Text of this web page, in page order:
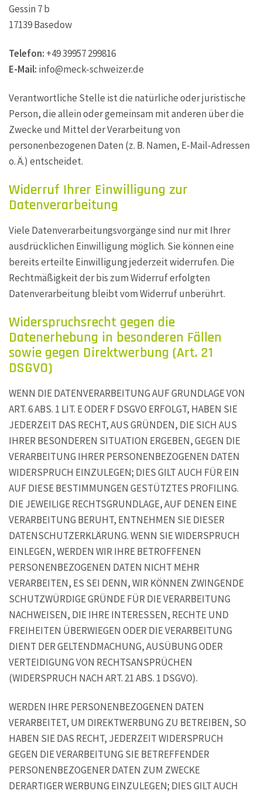
Gessin 7 b
17139 Basedow
Telefon: +49 39957 299816
E-Mail: info@meck-schweizer.de
Verantwortliche Stelle ist die natürliche oder juristische
Person, die allein oder gemeinsam mit anderen über die
Zwecke und Mittel der Verarbeitung von
personenbezogenen Daten (z. B. Namen, E-Mail-Adressen
o. Ä.) entscheidet.
Widerruf Ihrer Einwilligung zur
Datenverarbeitung
Viele Datenverarbeitungsvorgänge sind nur mit Ihrer
ausdrücklichen Einwilligung möglich. Sie können eine
bereits erteilte Einwilligung jederzeit widerrufen. Die
Rechtmäßigkeit der bis zum Widerruf erfolgten
Datenverarbeitung bleibt vom Widerruf unberührt.
Widerspruchsrecht gegen die
Datenerhebung in besonderen Fällen
sowie gegen Direktwerbung (Art. 21
DSGVO)
WENN DIE DATENVERARBEITUNG AUF GRUNDLAGE VON
ART. 6 ABS. 1 LIT. E ODER F DSGVO ERFOLGT, HABEN SIE
JEDERZEIT DAS RECHT, AUS GRÜNDEN, DIE SICH AUS
IHRER BESONDEREN SITUATION ERGEBEN, GEGEN DIE
VERARBEITUNG IHRER PERSONENBEZOGENEN DATEN
WIDERSPRUCH EINZULEGEN; DIES GILT AUCH FÜR EIN
AUF DIESE BESTIMMUNGEN GESTÜTZTES PROFILING.
DIE JEWEILIGE RECHTSGRUNDLAGE, AUF DENEN EINE
VERARBEITUNG BERUHT, ENTNEHMEN SIE DIESER
DATENSCHUTZERKLÄRUNG. WENN SIE WIDERSPRUCH
EINLEGEN, WERDEN WIR IHRE BETROFFENEN
PERSONENBEZOGENEN DATEN NICHT MEHR
VERARBEITEN, ES SEI DENN, WIR KÖNNEN ZWINGENDE
SCHUTZWÜRDIGE GRÜNDE FÜR DIE VERARBEITUNG
NACHWEISEN, DIE IHRE INTERESSEN, RECHTE UND
FREIHEITEN ÜBERWIEGEN ODER DIE VERARBEITUNG
DIENT DER GELTENDMACHUNG, AUSÜBUNG ODER
VERTEIDIGUNG VON RECHTSANSPRÜCHEN
(WIDERSPRUCH NACH ART. 21 ABS. 1 DSGVO).
WERDEN IHRE PERSONENBEZOGENEN DATEN
VERARBEITET, UM DIREKTWERBUNG ZU BETREIBEN, SO
HABEN SIE DAS RECHT, JEDERZEIT WIDERSPRUCH
GEGEN DIE VERARBEITUNG SIE BETREFFENDER
PERSONENBEZOGENER DATEN ZUM ZWECKE
DERARTIGER WERBUNG EINZULEGEN; DIES GILT AUCH